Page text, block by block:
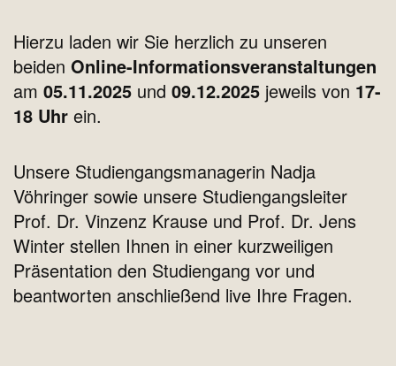
Hierzu laden wir Sie herzlich zu unseren
beiden Online-Informationsveranstaltungen
am 05.11.2025 und 09.12.2025 jeweils von 17-
18 Uhr ein.
Unsere Studiengangsmanagerin Nadja
Vöhringer sowie unsere Studiengangsleiter
Prof. Dr. Vinzenz Krause und Prof. Dr. Jens
Winter stellen Ihnen in einer kurzweiligen
Präsentation den Studiengang vor und
beantworten anschließend live Ihre Fragen.